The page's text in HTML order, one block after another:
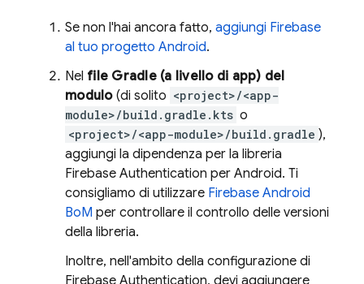
Se non l'hai ancora fatto, aggiungi Firebase
al tuo progetto Android.
Nel file Gradle (a livello di app) del
modulo(di solito <project>/<app-
module>/build.gradle.kts o
<project>/<app-module>/build.gradle ),
aggiungi la dipendenza per la libreria
Firebase Authentication per Android. Ti
consigliamo di utilizzare Firebase Android
BoM per controllare il controllo delle versioni
della libreria.
Inoltre, nell'ambito della configurazione di
Firebase Authentication, devi aggiungere